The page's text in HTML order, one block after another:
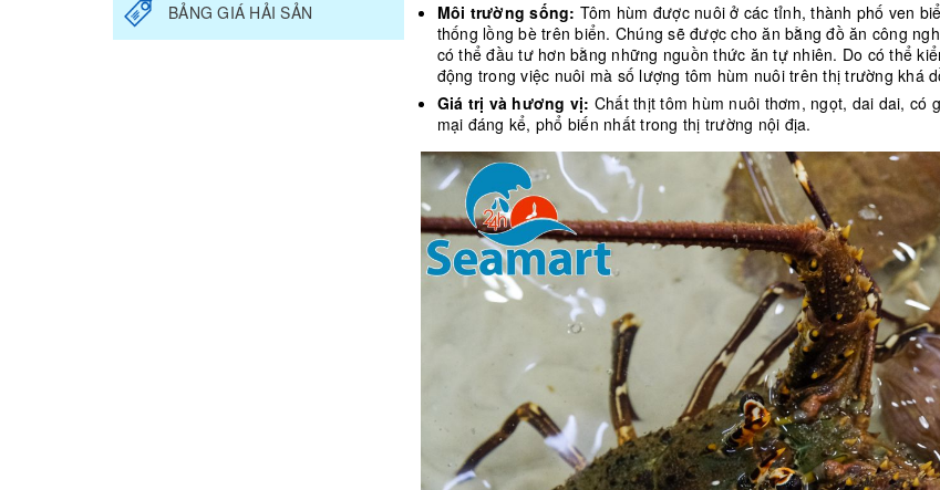
BẢNG GIÁ HẢI SẢN
Môi trường sống: Tôm hùm được nuôi ở các tỉnh, thành phố ven
thống lồng bè trên biển. Chúng sẽ được cho ăn bằng đồ ăn công
có thể đầu tư hơn bằng những nguồn thức ăn tự nhiên. Do có thể
động trong việc nuôi mà số lượng tôm hùm nuôi trên thị trường khá
Giá trị và hương vị: Chất thịt tôm hùm nuôi thơm, ngọt, dai dai, có
mại đáng kể, phổ biến nhất trong thị trường nội địa.